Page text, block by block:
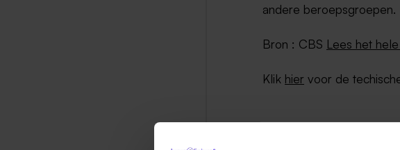
andere beroepsgroepen.
Bron : CBS Lees het
Klik hier voor de